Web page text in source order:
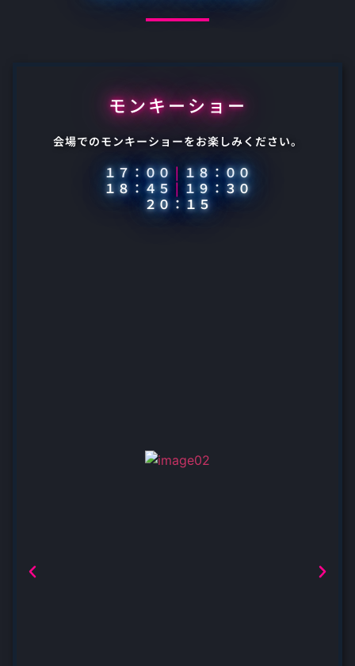
モンキーショー
会場でのモンキーショーをお楽しみください。
１７：００ | １８：００
１８：４５ | １９：３０
２０：１５